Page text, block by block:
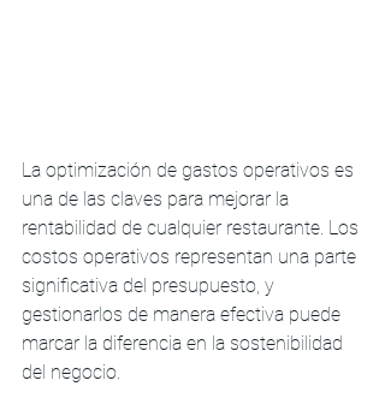
La optimización de gastos operativos es
una de las claves para mejorar la
rentabilidad de cualquier restaurante. Los
costos operativos representan una parte
significativa del presupuesto, y
gestionarlos de manera efectiva puede
marcar la diferencia en la sostenibilidad
del negocio.